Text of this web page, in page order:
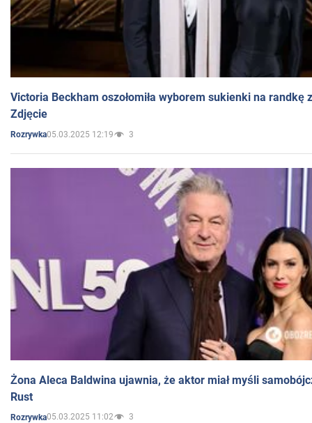
Victoria Beckham oszołomiła wyborem sukienki na randkę
Zdjęcie
Rozrywka05.03.2025 12:19 3
Żona Aleca Baldwina ujawnia, że aktor miał myśli
Rust
Rozrywka05.03.2025 11:02 3